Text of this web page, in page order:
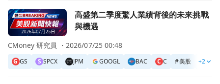
前往高盛第二季度驚人業績背後的未來挑戰與機遇頁面
高盛第二季度驚人業績背後的未來挑戰
與機遇
G GS S SPCX JPM GOOGL BAC C C #美股 #美股
+2
CMoney 研究員 ・ 2026/07/25 00:48